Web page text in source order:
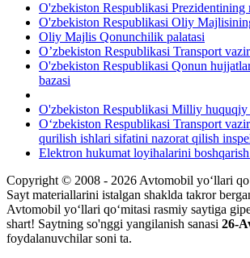
O'zbekiston Respublikasi Prezidentining
O'zbekiston Respublikasi Oliy
Oliy Majlis Qonunchilik palatasi
O’zbekiston Respublikasi Transport
O'zbekiston Respublikasi Qonun
bazasi
O'zbekiston Respublikasi Milliy huquqiy
O‘zbekiston Respublikasi Transport
qurilish ishlari sifatini nazorat qilish
Elektron hukumat loyihalarini
Copyright © 2008 - 2026 Avtomobil yo‘llari
Sayt materiallarini istalgan shaklda takror
Avtomobil yo‘llari qo‘mitasi rasmiy saytiga
shart! Saytning so'nggi yangilanish sanasi 26-
foydalanuvchilar soni ta.